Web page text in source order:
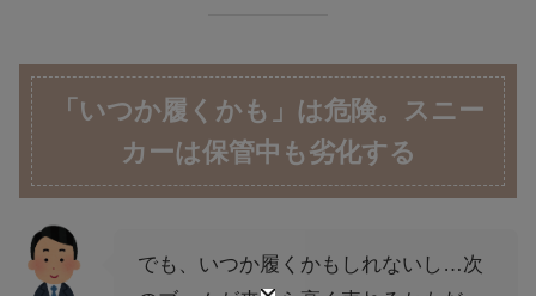
「いつか履くかも」は危険。スニー
カーは保管中も劣化する
でも、いつか履くかもしれないし…次